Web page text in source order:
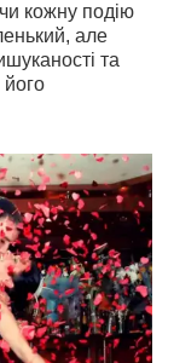
кожну подію
але
та
його